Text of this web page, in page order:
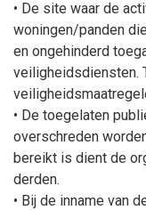
• De site waar de
woningen/panden
en ongehinderd
veiligheidsdiensten.
• De toegelaten
overschreden
bereikt is dient de
derden.
• Bij de inname van